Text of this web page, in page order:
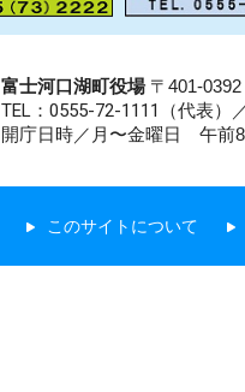
富士河口湖町役場〒401-0392
TEL：0555-72-1111 （代表）
開庁日時／月〜金曜日 午前8
このサイトについて